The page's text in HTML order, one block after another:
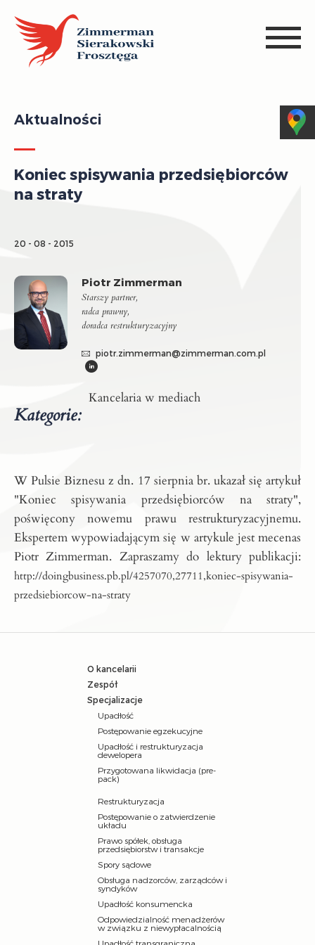
Aktualności
Koniec spisywania przedsiębiorców
na straty
20 - 08 - 2015
Piotr Zimmerman
Starszy partner,
radca prawny,
doradca restrukturyzacyjny
piotr.zimmerman@zimmerman.com.pl
Kategorie:
Kancelaria w mediach
W Pulsie Biznesu z dn. 17 sierpnia br. ukazał się artykuł
"Koniec spisywania przedsiębiorców na straty",
poświęcony nowemu prawu restrukturyzacyjnemu.
Ekspertem wypowiadającym się w artykule jest mecenas
Piotr Zimmerman. Zapraszamy do lektury publikacji:
http://doingbusiness.pb.pl/4257070,27711,koniec-spisywania-
przedsiebiorcow-na-straty
O kancelarii
Zespół
Specjalizacje
Upadłość
Postępowanie egzekucyjne
Upadłość i restrukturyzacja
dewelopera
Przygotowana likwidacja (pre-
pack)
Restrukturyzacja
Postępowanie o zatwierdzenie
układu
Prawo spółek, obsługa
przedsiębiorstw i transakcje
Spory sądowe
Obsługa nadzorców, zarządców i
syndyków
Upadłość konsumencka
Odpowiedzialność menadżerów
w związku z niewypłacalnością